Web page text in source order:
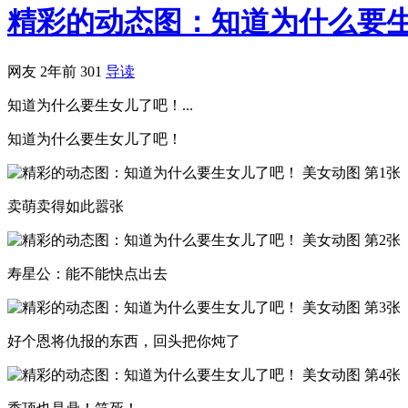
精彩的动态图：知道为什么要
网友 2年前 301 导读
知道为什么要生女儿了吧！...
知道为什么要生女儿了吧！
卖萌卖得如此嚣张
寿星公：能不能快点出去
好个恩将仇报的东西，回头把你炖了